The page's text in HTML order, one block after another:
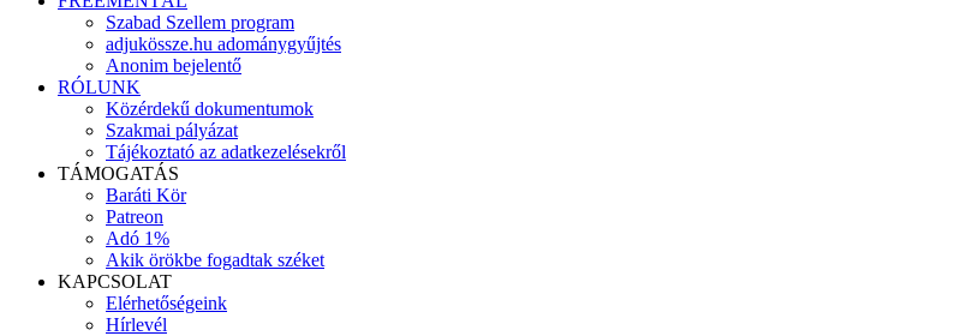
Szabad Szellem program
adjukössze.hu adománygyűjtés
Anonim bejelentő
RÓLUNK
Közérdekű dokumentumok
Szakmai pályázat
Tájékoztató az adatkezelésekről
TÁMOGATÁS
Baráti Kör
Patreon
Adó 1%
Akik örökbe fogadtak széket
KAPCSOLAT
Elérhetőségeink
Hírlevél